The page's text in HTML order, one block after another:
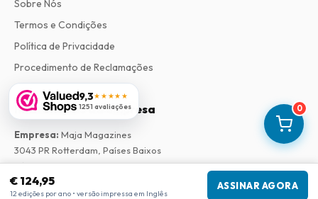
0
€ 124,95
12 edições por ano • versão impressa em Inglês
ASSINAR AGORA
9,3★★★★★
1251 avaliações
Sobre Nós
Termos e Condições
Política de Privacidade
Procedimento de Reclamações
Informações da empresa
Empresa: Maja Magazines
3043 PR Rotterdam, Países Baixos
Número de IVA:NL817937778B01
Câmara de Comércio